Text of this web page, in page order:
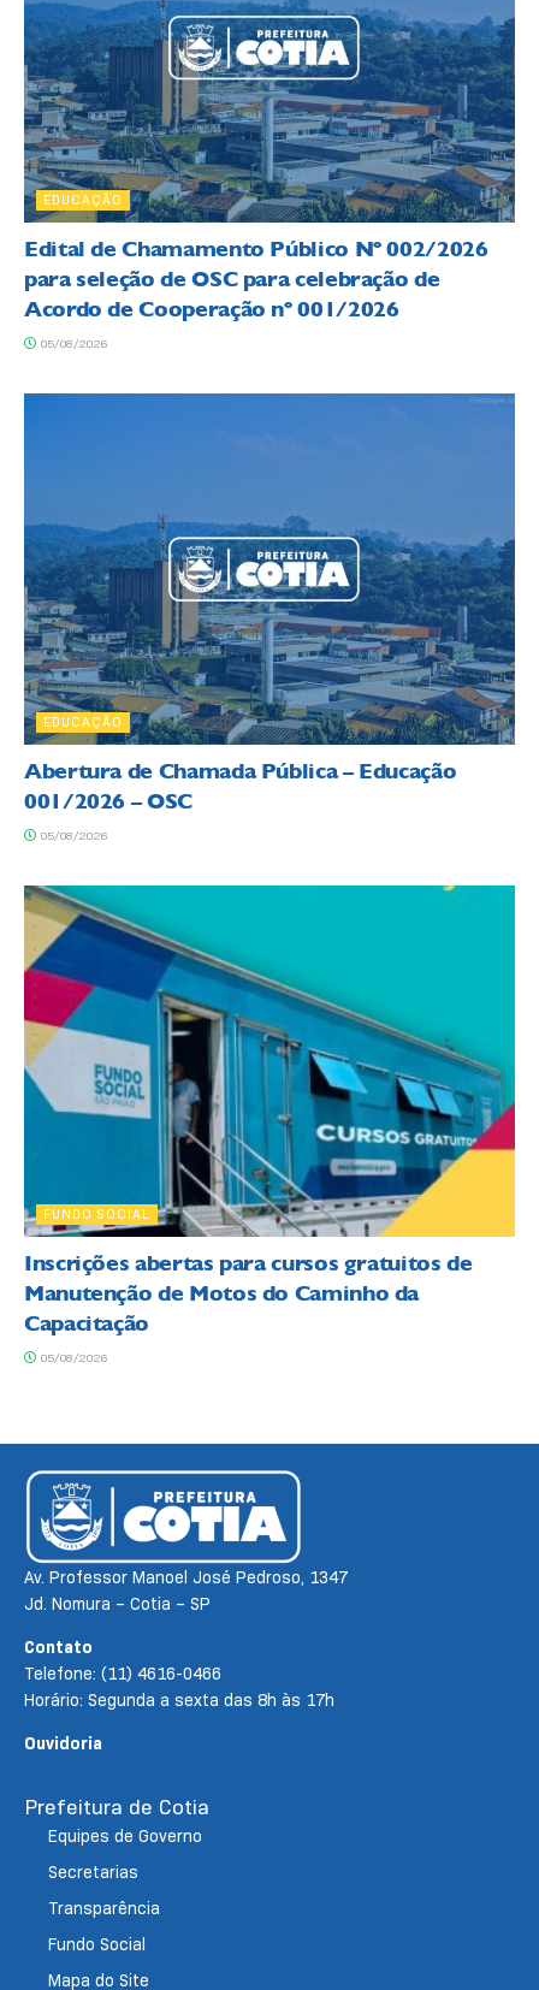
EDUCAÇÃO
Edital de Chamamento Público Nº 002/2026
para seleção de OSC para celebração de
Acordo de Cooperação nº 001/2026
05/08/2026
EDUCAÇÃO
Abertura de Chamada Pública – Educação
001/2026 – OSC
05/08/2026
FUNDO SOCIAL
Inscrições abertas para cursos gratuitos de
Manutenção de Motos do Caminho da
Capacitação
05/08/2026
Av. Professor Manoel José Pedroso, 1347
Jd. Nomura – Cotia – SP
Contato
Telefone: (11) 4616-0466
Horário: Segunda a sexta das 8h às 17h
Ouvidoria
Prefeitura de Cotia
Equipes de Governo
Secretarias
Transparência
Fundo Social
Mapa do Site